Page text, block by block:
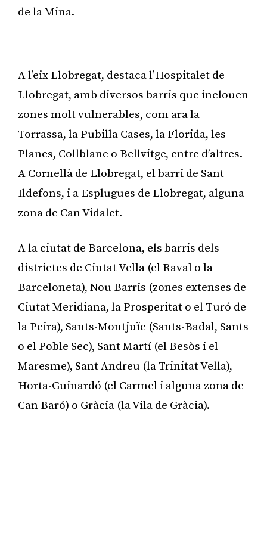
de la Mina.
A l’eix Llobregat, destaca l’Hospitalet de
Llobregat, amb diversos barris que inclouen
zones molt vulnerables, com ara la
Torrassa, la Pubilla Cases, la Florida, les
Planes, Collblanc o Bellvitge, entre d’altres.
A Cornellà de Llobregat, el barri de Sant
Ildefons, i a Esplugues de Llobregat, alguna
zona de Can Vidalet.
A la ciutat de Barcelona, els barris dels
districtes de Ciutat Vella (el Raval o la
Barceloneta), Nou Barris (zones extenses de
Ciutat Meridiana, la Prosperitat o el Turó de
la Peira), Sants-Montjuïc (Sants-Badal, Sants
o el Poble Sec), Sant Martí (el Besòs i el
Maresme), Sant Andreu (la Trinitat Vella),
Horta-Guinardó (el Carmel i alguna zona de
Can Baró) o Gràcia (la Vila de Gràcia).